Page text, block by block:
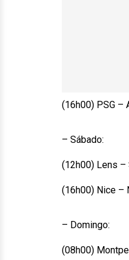
(16h00) PSG –
– Sábado:
(12h00) Lens –
(16h00) Nice –
– Domingo:
(08h00)